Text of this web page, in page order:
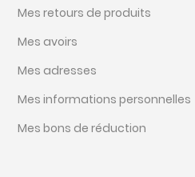
Mes retours de produits
Mes avoirs
Mes adresses
Mes informations personnelles
Mes bons de réduction